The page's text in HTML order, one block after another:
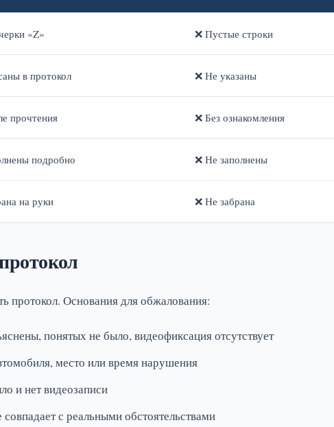
«Z» ❌ Пустые строки
в протокол ❌ Не указаны
прочтения ❌ Без ознакомления
подробно ❌ Не заполнены
на руки ❌ Не забрана
протокол. Основания для обжалования:
понятых не было, видеофиксация отсутствует
место или время нарушения
и нет видеозаписи
с реальными обстоятельствами